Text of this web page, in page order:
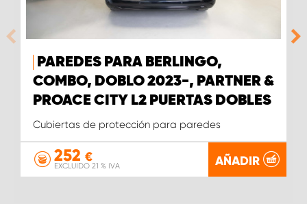
PAREDES PARA BERLINGO,
COMBO, DOBLO 2023-, PARTNER &
PROACE CITY L2 PUERTAS DOBLES
Cubiertas de protección para paredes
252 €
EXCLUIDO 21 % IVA AÑADIR